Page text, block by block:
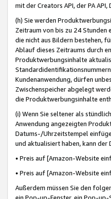
mit der Creators API, der PA
(h) Sie werden
Zeitraum von bis zu 24 Stunden
die nicht aus Bildern bestehen,
Ablauf dieses Zeitraums durch
Produktwerbungsinhalte
Standardidentifikationsnummern
Kundenanwendung, dürfen
Zwischenspeicher abgelegt
die Produktwerbungsinhalte
(i) Wenn Sie seltener als
Anwendung angezeigten
Datums-/Uhrzeitstempel
und aktualisiert haben, kann
• Preis auf [Amazon-Website
• Preis auf [Amazon-Website
Außerdem müssen Sie den
ein Pop-up-Fenster, ein Pop-